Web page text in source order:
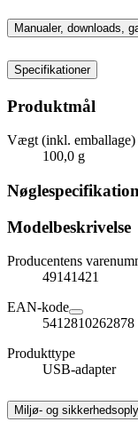
Manualer, downloads,
Specifikationer
Produktmål
Vægt (inkl. emballage)
100,0 g
Nøglespecifikation
Modelbeskrivelse
Producentens
49141421
EAN-kode
5412810262878
Produkttype
USB-adapter
Miljø- og